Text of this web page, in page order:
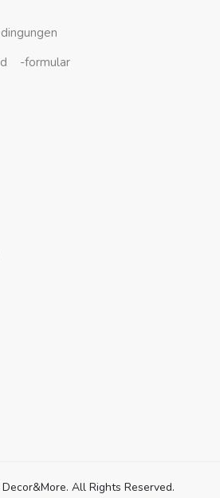
-formular
All Rights Reserved.